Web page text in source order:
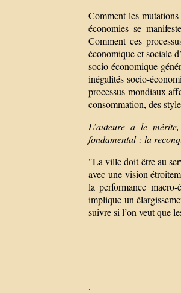
Comment les
économies se
Comment ces
économique et sociale
socio-économique
inégalités socio-
processus mondiaux
consommation, des
L’auteure a le
fondamental : la
"La ville doit être au
avec une vision
la performance
implique un
suivre si l’on veut que
.